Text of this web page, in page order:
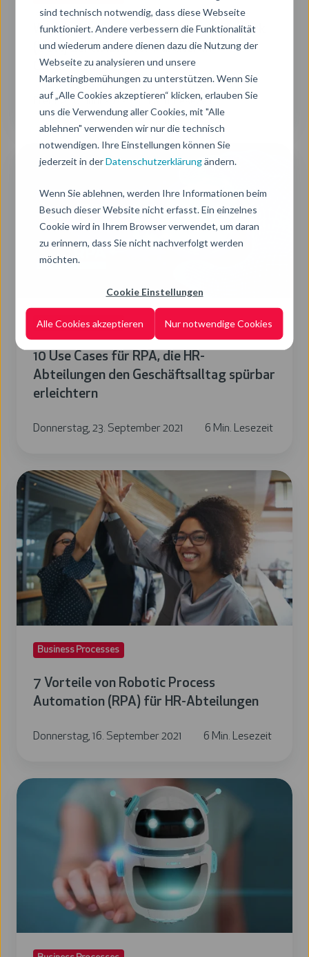
sind technisch notwendig, dass diese Webseite
funktioniert. Andere verbessern die Funktionalität
und wiederum andere dienen dazu die Nutzung der
Webseite zu analysieren und unsere
Marketingbemühungen zu unterstützen. Wenn Sie
auf „Alle Cookies akzeptieren“ klicken, erlauben Sie
uns die Verwendung aller Cookies, mit "Alle
ablehnen" verwenden wir nur die technisch
notwendigen. Ihre Einstellungen können Sie
jederzeit in derDatenschutzerklärungändern.
Wenn Sie ablehnen, werden Ihre Informationen beim
Besuch dieser Website nicht erfasst. Ein einzelnes
Cookie wird in Ihrem Browser verwendet, um daran
zu erinnern, dass Sie nicht nachverfolgt werden
möchten.
Cookie Einstellungen
Alle Cookies akzeptieren Nur notwendige Cookies
Österreich
Wir sind erster UiPath Service Network
(USN) zertifizierter Partner in
Österreich
Freitag, 10. Juni 2022 1 Min. Lesezeit
Cases
RPA,
den
Geschäftsalltag
spürbar
erleichtern
Business Processes
10 Use Cases für RPA, die HR-
Abteilungen den Geschäftsalltag spürbar
erleichtern
Donnerstag, 23. September 2021 6 Min. Lesezeit
7
Vorteile
von
Robotic
Process
Automation
(RPA)
Abteilungen
Business Processes
7 Vorteile von Robotic Process
Automation (RPA) für HR-Abteilungen
Donnerstag, 16. September 2021 6 Min. Lesezeit
Gleich
automatisieren
optimieren?